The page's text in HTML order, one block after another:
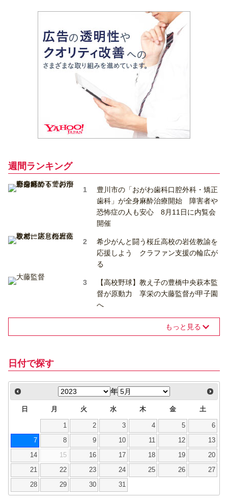
週間ランキング
豊川市の「おがわ歯科口腔外科・矯正
歯科」が全身麻酔治療開始 障害者や
恐怖症の人も安心 8月11日に内覧会
開催
希少がんと闘う桜丘高校の岩佐教諭を
応援しよう クラファン支援の輪広が
る
【高校野球】教え子の豊橋中央萩本監
督が原動力 享栄の大藤監督が甲子園
へ
もっと見る
日付で探す
年
日 月 火 水 木 金 土
1 2 3 4 5 6
7 8 9 10 11 12 13
14 15 16 17 18 19 20
21 22 23 24 25 26 27
28 29 30 31